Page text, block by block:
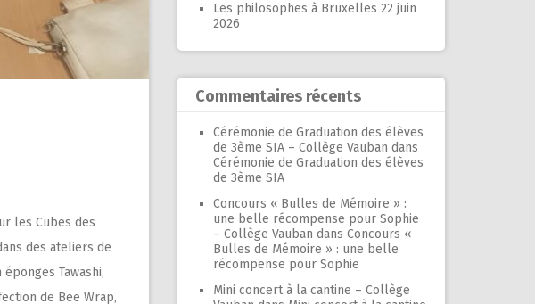
les Cubes des
des ateliers de
Tawashi,
de Bee Wrap,
Les philosophes à Bruxelles 22 juin
2026
Commentaires récents
Cérémonie de Graduation des élèves
de 3ème SIA – Collège Vauban dans
Cérémonie de Graduation des élèves
de 3ème SIA
Concours « Bulles de Mémoire » :
une belle récompense pour Sophie
– Collège Vauban dans Concours «
Bulles de Mémoire » : une belle
récompense pour Sophie
Mini concert à la cantine – Collège